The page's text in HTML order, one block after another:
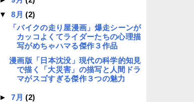
▼8月(2)
「バイクの走り屋漫画」爆走シーンが
カッコよくてライダーたちの心理描
写がめちゃハマる傑作３作品
漫画版「日本沈没」現代の科学的知見
で描く「大災害」の描写と人間ドラ
マがスゴすぎる傑作３つの魅力
►7月(2)